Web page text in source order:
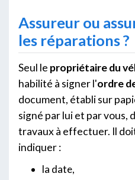
Assureur ou
les réparations ?
Seul le propriétaire du
habilité à signer l'ordre
document, établi sur
signé par lui et par vous,
travaux à effectuer. Il
indiquer :
la date,